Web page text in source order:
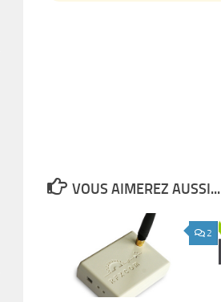
VOUS AIMEREZ AUSSI...
2